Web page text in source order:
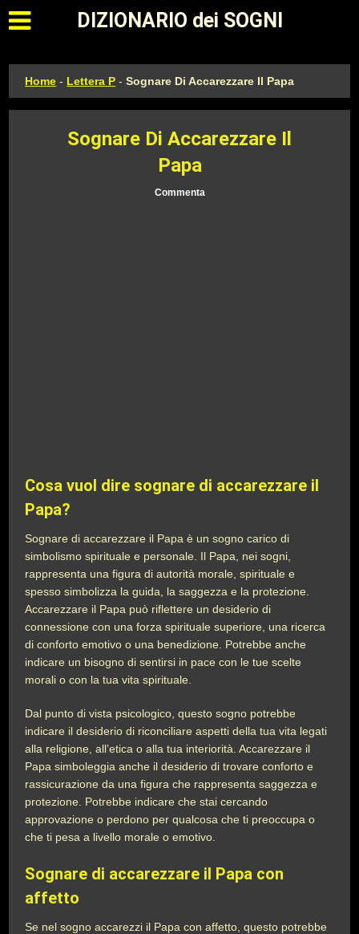
Apri il menu principale
DIZIONARIO dei SOGNI
Home - Lettera P -Sognare Di Accarezzare Il Papa
Sognare Di Accarezzare Il
Papa
Commenta
Cosa vuol dire sognare di accarezzare il
Papa?
Sognare di accarezzare il Papa è un sogno carico di
simbolismo spirituale e personale. Il Papa, nei sogni,
rappresenta una figura di autorità morale, spirituale e
spesso simbolizza la guida, la saggezza e la protezione.
Accarezzare il Papa può riflettere un desiderio di
connessione con una forza spirituale superiore, una ricerca
di conforto emotivo o una benedizione. Potrebbe anche
indicare un bisogno di sentirsi in pace con le tue scelte
morali o con la tua vita spirituale.
Dal punto di vista psicologico, questo sogno potrebbe
indicare il desiderio di riconciliare aspetti della tua vita legati
alla religione, all’etica o alla tua interiorità. Accarezzare il
Papa simboleggia anche il desiderio di trovare conforto e
rassicurazione da una figura che rappresenta saggezza e
protezione. Potrebbe indicare che stai cercando
approvazione o perdono per qualcosa che ti preoccupa o
che ti pesa a livello morale o emotivo.
Sognare di accarezzare il Papa con
affetto
Se nel sogno accarezzi il Papa con affetto, questo potrebbe